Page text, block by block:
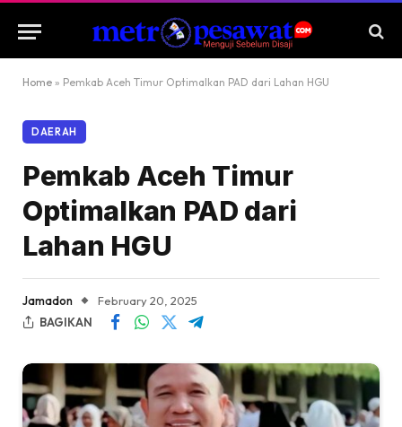
Home » Pemkab Aceh Timur Optimalkan PAD dari Lahan HGU
DAERAH
Pemkab Aceh Timur
Optimalkan PAD dari
Lahan HGU
Jamadon
February 20, 2025
BAGIKAN